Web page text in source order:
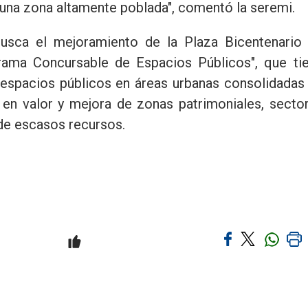
zona altamente poblada", comentó la seremi.
el mejoramiento de la Plaza Bicentenario
Concursable de Espacios Públicos", que
públicos en áreas urbanas consolidadas
valor y mejora de zonas patrimoniales,
escasos recursos.